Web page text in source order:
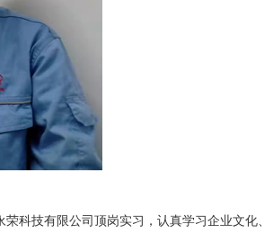
科技有限公司顶岗实习，认真学习企业文